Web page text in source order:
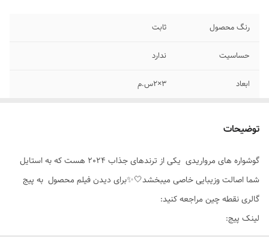
رنگ محصول ثابت
حساسیت ندارد
ابعاد ۳×۲س.م
موارد استفاده روزانه،عکاسی
توضیحات
گوشواره های مرواریدی یکی از ترندهای جذاب 2024 هست که به استایل
شما اصالت وزیبایی خاصی میبخشد🤍✨️برای دیدن فیلم محصول به پیج
گالری نقطه چین مراجعه کنید:
لینک پیج: